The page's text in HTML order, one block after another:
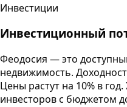
Инвестиции
Инвестиционный
Феодосия — это
недвижимость.
Цены растут на 10% в
инвесторов с бюджетом